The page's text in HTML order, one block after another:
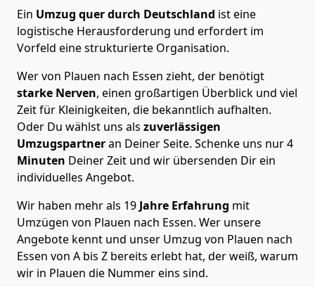
Ein Umzug quer durch Deutschland ist eine
logistische Herausforderung und erfordert im
Vorfeld eine strukturierte Organisation.
Wer von Plauen nach Essen zieht, der benötigt
starke Nerven, einen großartigen Überblick und viel
Zeit für Kleinigkeiten, die bekanntlich aufhalten.
Oder Du wählst uns als zuverlässigen
Umzugspartneran Deiner Seite. Schenke uns nur4
Minuten Deiner Zeit und wir übersenden Dir ein
individuelles Angebot.
Wir haben mehr als 19 Jahre Erfahrung mit
Umzügen von Plauen nach Essen. Wer unsere
Angebote kennt und unser Umzug von Plauen nach
Essen von A bis Z bereits erlebt hat, der weiß, warum
wir in Plauen die Nummer eins sind.